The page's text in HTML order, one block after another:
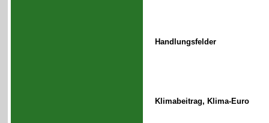
Handlungsfelder
Klimabeitrag, Klima-Euro